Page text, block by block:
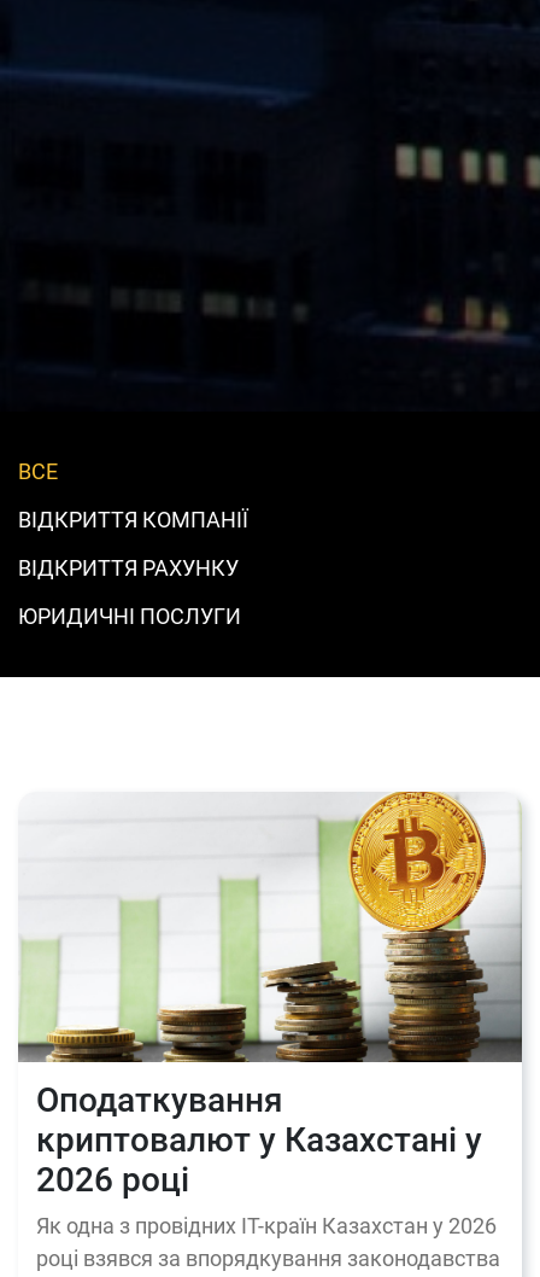
ВСЕ
ВІДКРИТТЯ КОМПАНІЇ
ВІДКРИТТЯ РАХУНКУ
ЮРИДИЧНІ ПОСЛУГИ
Оподаткування
криптовалют у Казахстані у
2026 році
Як одна з провідних IT-країн Казахстан у 2026
році взявся за впорядкування законодавства